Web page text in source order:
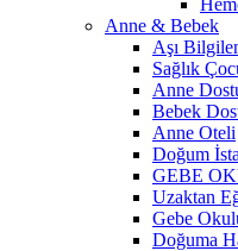
Anne & Bebek
Aşı
Sağlık
Anne
Bebek
Anne Oteli
Doğum
GEBE
Uzaktan
Gebe
Doğuma